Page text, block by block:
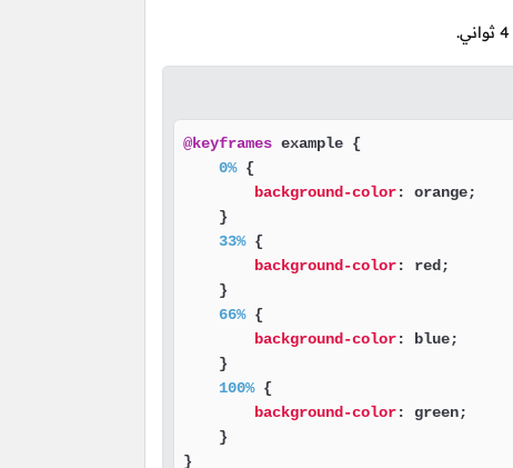
@keyframes example {
0% {
background-color: orange;
    }
33% {
background-color: red;
    }
66% {
background-color: blue;
    }
100% {
background-color: green;
    }
}